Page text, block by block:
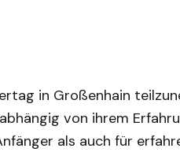
in Großenhain
von ihrem
als auch für